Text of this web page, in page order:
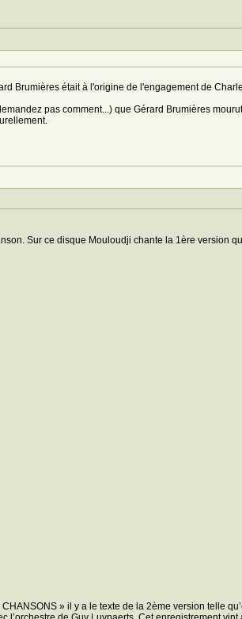
Brumières était à l'origine de l'engagement de
pas comment...) que Gérard Brumières
Sur ce disque Mouloudji chante la 1ère version
» il y a le texte de la 2ème version telle